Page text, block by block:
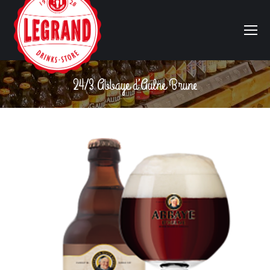
24/3 Abbaye d’Aulne Brune
Vous êtes ici :